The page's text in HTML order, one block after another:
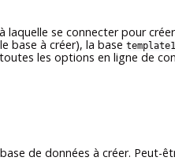
laquelle se connecter pour
base à créer), la base template1
les options en ligne de
de données à créer. Peut-